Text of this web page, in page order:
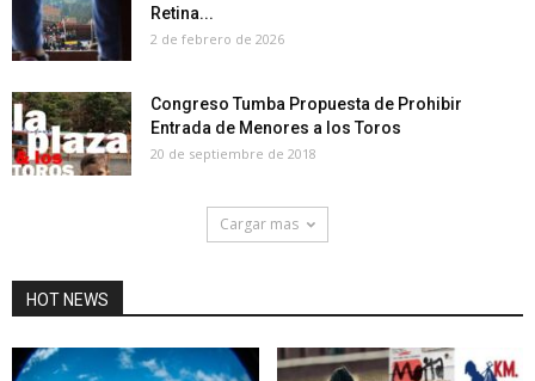
Retina...
2 de febrero de 2026
Congreso Tumba Propuesta de Prohibir
Entrada de Menores a los Toros
20 de septiembre de 2018
Cargar mas
HOT NEWS